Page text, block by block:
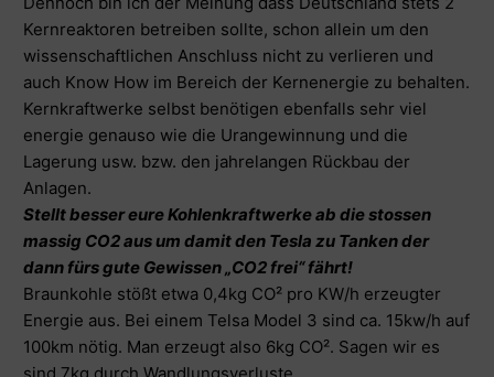
Kernreaktoren betreiben sollte, schon allein um den
wissenschaftlichen Anschluss nicht zu verlieren und
auch Know How im Bereich der Kernenergie zu behalten.
Kernkraftwerke selbst benötigen ebenfalls sehr viel
energie genauso wie die Urangewinnung und die
Lagerung usw. bzw. den jahrelangen Rückbau der
Anlagen.
Stellt besser eure Kohlenkraftwerke ab die stossen
massig CO2 aus um damit den Tesla zu Tanken der
dann fürs gute Gewissen „CO2 frei“ fährt!
Braunkohle stößt etwa 0,4kg CO² pro KW/h erzeugter
Energie aus. Bei einem Telsa Model 3 sind ca. 15kw/h auf
100km nötig. Man erzeugt also 6kg CO². Sagen wir es